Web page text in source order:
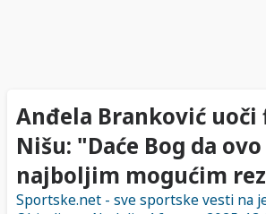
​Anđela Branković uoči
Nišu: "Daće Bog da
najboljim mogućim
Sportske.net - sve sportske vesti na